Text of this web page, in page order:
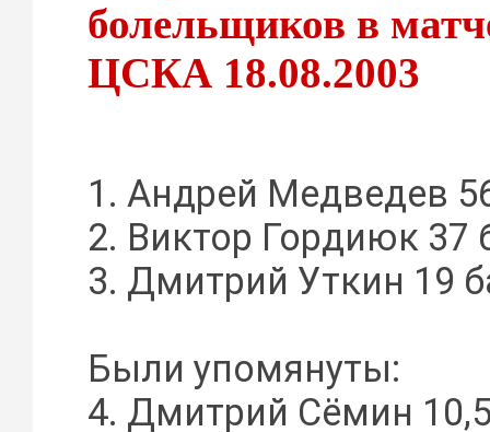
болельщиков в
ЦСКА 18.08.2003
1. Андрей Медведев
2. Виктор Гордиюк 37
3. Дмитрий Уткин 19
Были упомянуты:
4. Дмитрий Сёмин